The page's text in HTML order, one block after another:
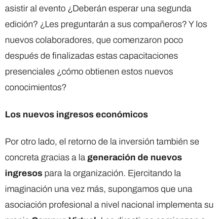
asistir al evento ¿Deberán esperar una segunda
edición? ¿Les preguntarán a sus compañeros? Y los
nuevos colaboradores, que comenzaron poco
después de finalizadas estas capacitaciones
presenciales ¿cómo obtienen estos nuevos
conocimientos?
Los nuevos ingresos económicos
Por otro lado, el retorno de la inversión también se
concreta gracias a la generación de nuevos
ingresos para la organización. Ejercitando la
imaginación una vez más, supongamos que una
asociación profesional a nivel nacional implementa su